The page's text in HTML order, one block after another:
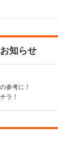
知らせ
参考に！
ラ！